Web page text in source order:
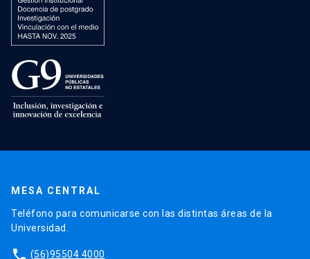
MESA CENTRAL
Teléfono para comunicarse con las distintas áreas de la
Universidad.
phone (56)95504 4000